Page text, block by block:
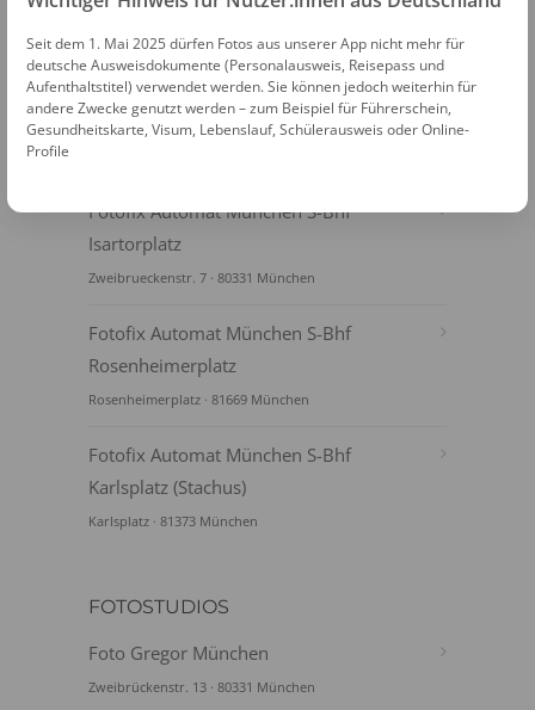
Fotofix Automat München S-Bhf
Isartorplatz
Zweibrueckenstr. 7 · 80331 München
Fotofix Automat München S-Bhf
Rosenheimerplatz
Rosenheimerplatz · 81669 München
Fotofix Automat München S-Bhf
Karlsplatz (Stachus)
Karlsplatz · 81373 München
FOTOSTUDIOS
Foto Gregor München
Zweibrückenstr. 13 · 80331 München
Seit dem 1. Mai 2025 dürfen Fotos aus unserer App nicht mehr für
deutsche Ausweisdokumente (Personalausweis, Reisepass und
Aufenthaltstitel) verwendet werden. Sie können jedoch weiterhin für
andere Zwecke genutzt werden – zum Beispiel für Führerschein,
Gesundheitskarte, Visum, Lebenslauf, Schülerausweis oder Online-
Profile